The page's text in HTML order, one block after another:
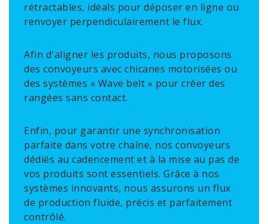
rétractables, idéals pour déposer en ligne ou
renvoyer perpendiculairement le flux.
Afin d'aligner les produits, nous proposons
des convoyeurs avec chicanes motorisées ou
des systèmes « Wave belt » pour créer des
rangées sans contact.
Enfin, pour garantir une synchronisation
parfaite dans votre chaîne, nos convoyeurs
dédiés au cadencement et à la mise au pas de
vos produits sont essentiels. Grâce à nos
systèmes innovants, nous assurons un flux
de production fluide, précis et parfaitement
contrôlé.